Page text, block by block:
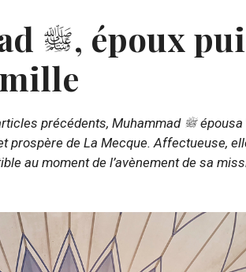
, époux
précédents, Muhammad
épousa
prospère de La Mecque. Affectueuse,
au moment de l’avènement de sa